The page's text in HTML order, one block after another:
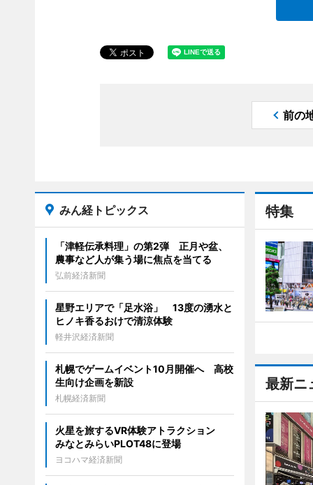
前の
特集
最新ニ
みん経トピックス
「津軽伝承料理」の第2弾 正月や盆、
農事など人が集う場に焦点を当てる
弘前経済新聞
星野エリアで「足水浴」 13度の湧水と
ヒノキ香るおけで清涼体験
軽井沢経済新聞
札幌でゲームイベント10月開催へ 高校
生向け企画を新設
札幌経済新聞
火星を旅するVR体験アトラクション
みなとみらいPLOT48に登場
ヨコハマ経済新聞